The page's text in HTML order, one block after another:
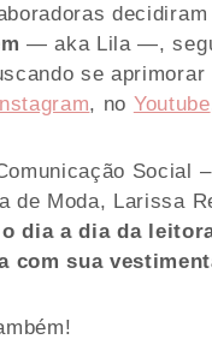
— aka Lila —,
se
, no Youtube
Social
de Moda, Larissa
dia a dia da
com sua